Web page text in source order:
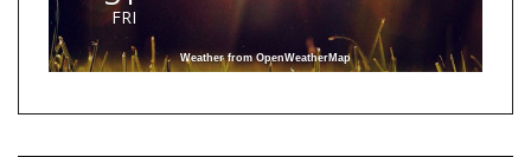
FRI
Weather from OpenWeatherMap